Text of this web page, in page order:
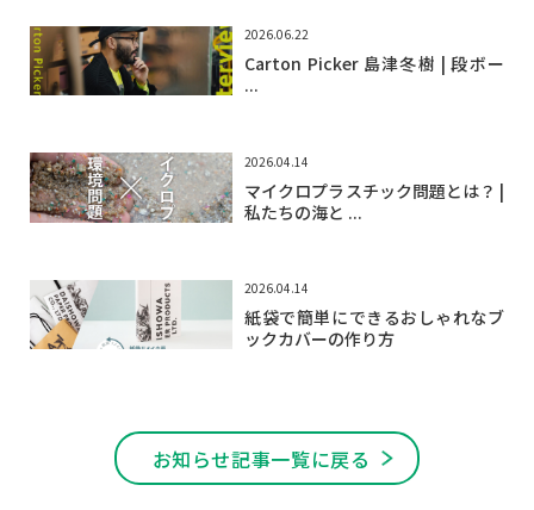
2026.06.22
Carton Picker 島津冬樹 | 段ボー
...
2026.04.14
マイクロプラスチック問題とは？ |
私たちの海と ...
2026.04.14
紙袋で簡単にできるおしゃれなブ
ックカバーの作り方
お知らせ記事一覧に戻る